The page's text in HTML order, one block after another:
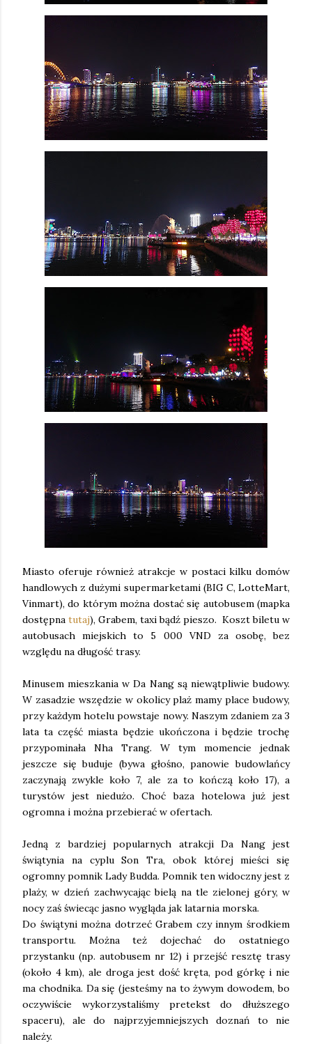
Miasto oferuje również atrakcje w postaci kilku domów
handlowych z dużymi supermarketami (BIG C, LotteMart,
Vinmart), do którym można dostać się autobusem (mapka
dostępna tutaj), Grabem, taxi bądź pieszo. Koszt biletu w
autobusach miejskich to 5 000 VND za osobę, bez
względu na długość trasy.
Minusem mieszkania w Da Nang są niewątpliwie budowy.
W zasadzie wszędzie w okolicy plaż mamy place budowy,
przy każdym hotelu powstaje nowy. Naszym zdaniem za 3
lata ta część miasta będzie ukończona i będzie trochę
przypominała Nha Trang. W tym momencie jednak
jeszcze się buduje (bywa głośno, panowie budowlańcy
zaczynają zwykle koło 7, ale za to kończą koło 17), a
turystów jest niedużo. Choć baza hotelowa już jest
ogromna i można przebierać w ofertach.
Jedną z bardziej popularnych atrakcji Da Nang jest
świątynia na cyplu Son Tra, obok której mieści się
ogromny pomnik Lady Budda. Pomnik ten widoczny jest z
plaży, w dzień zachwycając bielą na tle zielonej góry, w
nocy zaś świecąc jasno wygląda jak latarnia morska.
Do świątyni można dotrzeć Grabem czy innym środkiem
transportu. Można też dojechać do ostatniego
przystanku (np. autobusem nr 12) i przejść resztę trasy
(około 4 km), ale droga jest dość kręta, pod górkę i nie
ma chodnika. Da się (jesteśmy na to żywym dowodem, bo
oczywiście wykorzystaliśmy pretekst do dłuższego
spaceru), ale do najprzyjemniejszych doznań to nie
należy.